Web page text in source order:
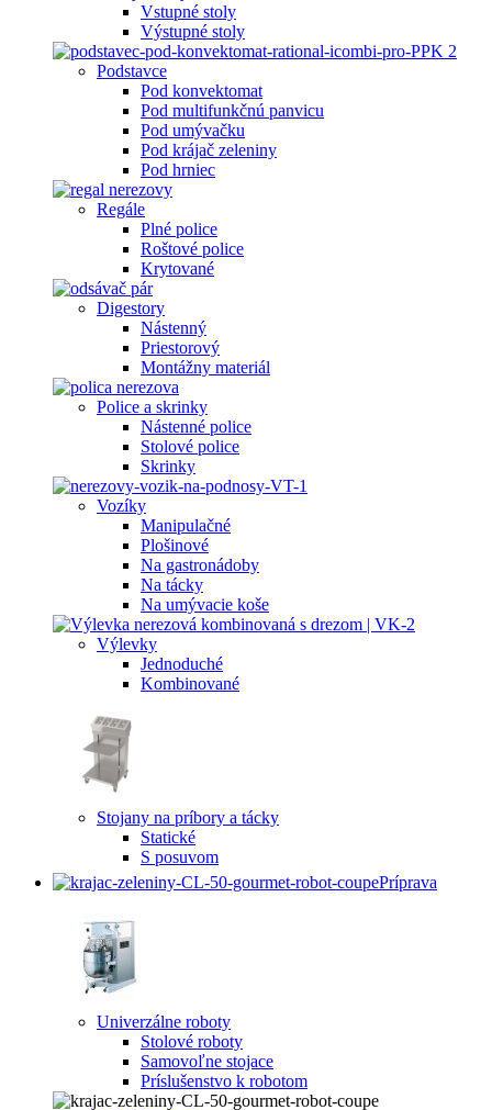
Vstupné stoly
Výstupné stoly
Podstavce
Pod konvektomat
Pod multifunkčnú panvicu
Pod umývačku
Pod krájač zeleniny
Pod hrniec
Regále
Plné police
Roštové police
Krytované
Digestory
Nástenný
Priestorový
Montážny materiál
Police a skrinky
Nástenné police
Stolové police
Skrinky
Vozíky
Manipulačné
Plošinové
Na gastronádoby
Na tácky
Na umývacie koše
Výlevky
Jednoduché
Kombinované
Stojany na príbory a tácky
Statické
S posuvom
Príprava
Univerzálne roboty
Stolové roboty
Samovoľne stojace
Príslušenstvo k robotom